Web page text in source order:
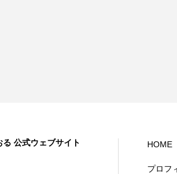
HOME
プロフ